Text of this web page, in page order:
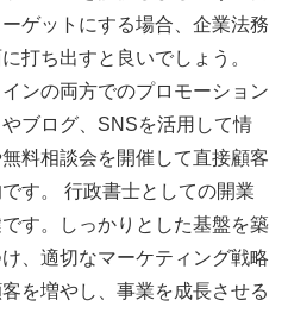
ゲットにする場合、企業法務
打ち出すと良いでしょう。
ンの両方でのプロモーション
ブログ、SNSを活用して情
料相談会を開催して直接顧客
す。 行政書士としての開業
す。しっかりとした基盤を築
、適切なマーケティング戦略
を増やし、事業を成長させる